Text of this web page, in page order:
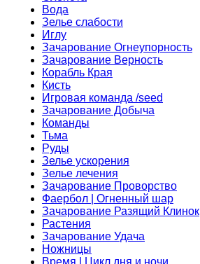
Вода
Зелье слабости
Иглу
Зачарование Огнеупорность
Зачарование Верность
Корабль Края
Кисть
Игровая команда /seed
Зачарование Добыча
Команды
Тьма
Руды
Зелье ускорения
Зелье лечения
Зачарование Проворство
Фаербол | Огненный шар
Зачарование Разящий Клинок
Растения
Зачарование Удача
Ножницы
Время | Цикл дня и ночи